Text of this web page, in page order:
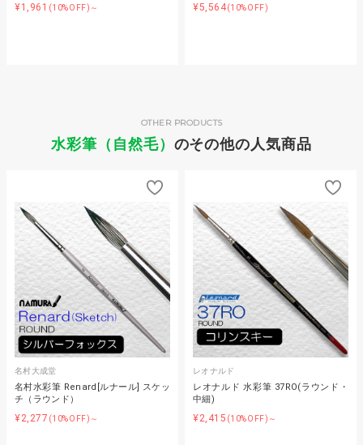
¥1,961 (10%OFF)～ ¥5,564(10%OFF)
水彩筆（自然毛） のその他の人気商品
OTHER PRODUCTS
名村大成堂
名村水彩筆 Renard[ルナール] スケッ
チ（ラウンド）
¥2,277 (10%OFF)～
レオナルド
レオナルド 水彩筆 37RO(ラウンド・
中細)
¥2,415 (10%OFF)～